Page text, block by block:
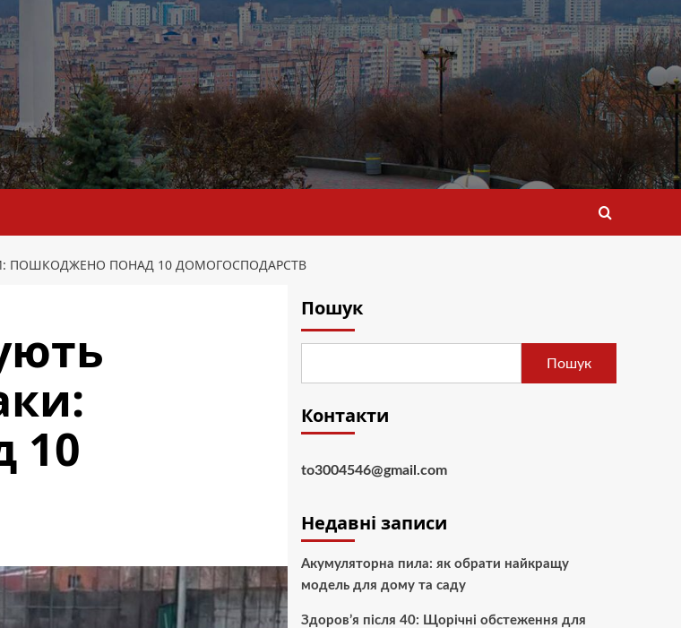
ПОШКОДЖЕНО ПОНАД 10 ДОМОГОСПОДАРСТВ
10
Пошук
Пошук
Контакти
to3004546@gmail.com
Недавні записи
Акумуляторна пила: як обрати найкращу
модель для дому та саду
Здоров’я після 40: Щорічні обстеження для